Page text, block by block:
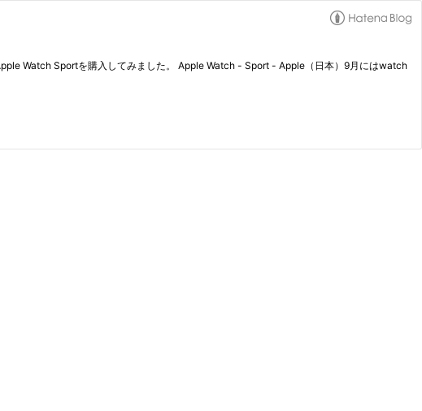
Watch Sportを購入してみました。 Apple Watch - Sport - Apple（日本）9月にはwatch